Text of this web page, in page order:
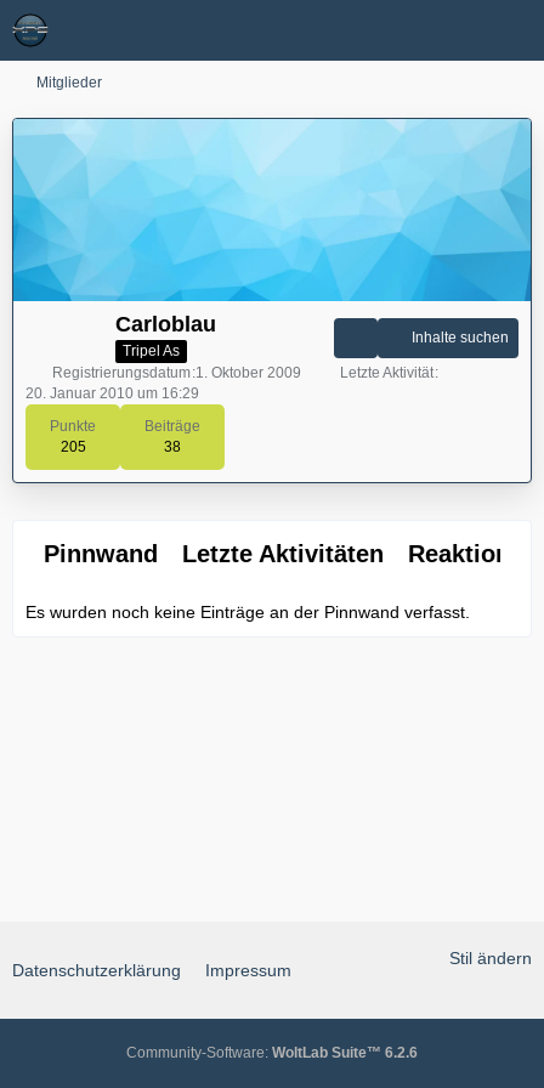
Mitglieder
Carloblau
Tripel As
Punkte
205
Beiträge
38
Inhalte suchen
Registrierungsdatum 1. Oktober 2009
Letzte Aktivität
20. Januar 2010 um 16:29
Pinnwand Letzte Aktivitäten Reaktionen
Es wurden noch keine Einträge an der Pinnwand verfasst.
Stil ändern
Datenschutzerklärung Impressum
Community-Software: WoltLab Suite™ 6.2.6